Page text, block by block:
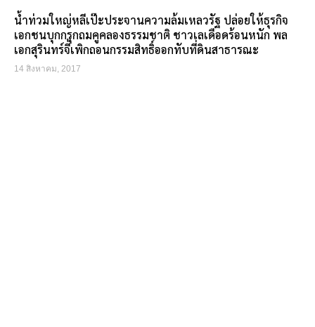
น้ำท่วมใหญ่หลีเป๊ะประจานความล้มเหลวรัฐ ปล่อยให้ธุรกิจ
เอกชนบุกกรุกถมคูคลองธรรมชาติ ชาวเลเดือดร้อนหนัก พล
เอกสุรินทร์จี้เพิกถอนกรรมสิทธิ์ออกทับที่ดินสาธารณะ
14 สิงหาคม, 2017